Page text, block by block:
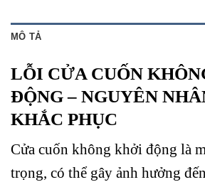
MÔ TẢ
LỖI CỬA CUỐN
ĐỘNG – NGUYÊN
KHẮC PHỤC
Cửa cuốn không khởi động là
trọng, có thể gây ảnh hưởng